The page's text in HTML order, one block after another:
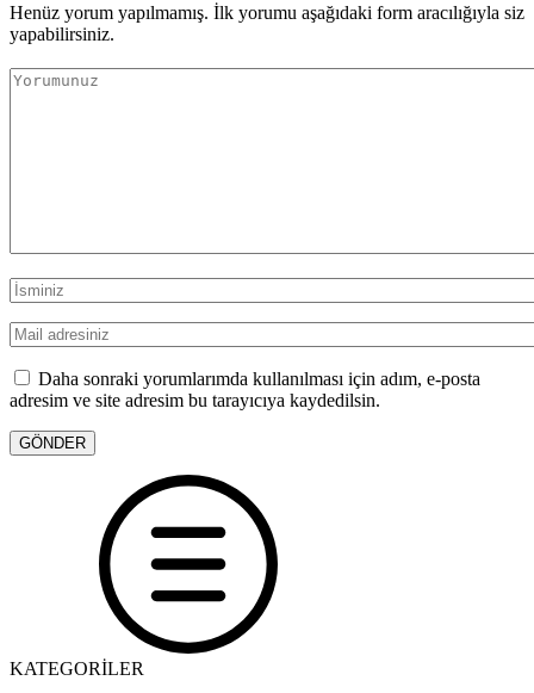
Henüz yorum yapılmamış. İlk yorumu aşağıdaki form aracılığıyla siz
yapabilirsiniz.
Daha sonraki yorumlarımda kullanılması için adım, e-posta
adresim ve site adresim bu tarayıcıya kaydedilsin.
KATEGORİLER